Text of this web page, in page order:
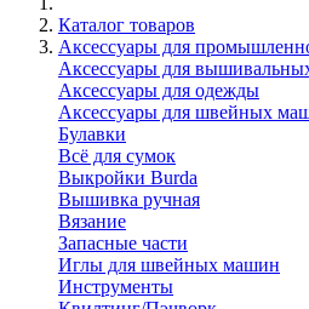
Каталог товаров
Аксессуары для
Аксессуары для
Аксессуары для одежды
Аксессуары для швейных
Булавки
Всё для сумок
Выкройки Burda
Вышивка ручная
Вязание
Запасные части
Иглы для швейных машин
Инструменты